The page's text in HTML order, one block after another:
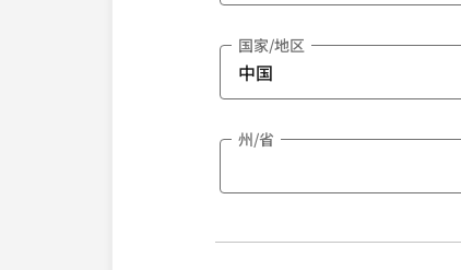
国家/地区
州/省